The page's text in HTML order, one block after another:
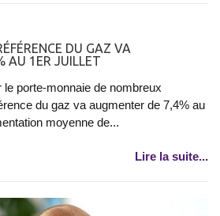
DU GAZ VA
AU 1ER JUILLET
porte-monnaie de nombreux
du gaz va augmenter de 7,4% au
moyenne de...
Lire la suite...